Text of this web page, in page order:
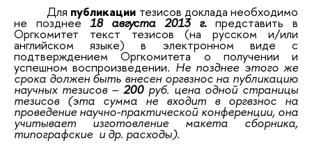
Для публикации тезисов доклада необходимо
не позднее18 августа 2013 г.представить в
Оргкомитет текст тезисов (на русском и/или
английском языке) в электронном виде с
подтверждением Оргкомитета о получении и
успешном воспроизведении. Не позднее этого же
срока должен быть внесен оргвзнос на публикацию
научных тезисов –200 руб. цена одной страницы
тезисов (эта сумма не входит в оргвзнос на
проведение научно-практической конференции, она
учитывает изготовление макета сборника,
типографские и др. расходы).